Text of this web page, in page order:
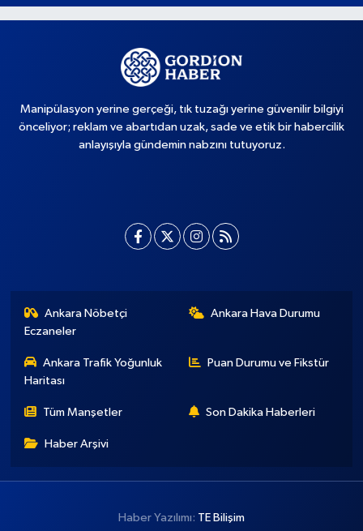
Manipülasyon yerine gerçeği, tık tuzağı yerine güvenilir bilgiyi
önceliyor; reklam ve abartıdan uzak, sade ve etik bir habercilik
anlayışıyla gündemin nabzını tutuyoruz.
Ankara Nöbetçi
Eczaneler
Ankara Hava Durumu
Ankara Trafik Yoğunluk
Haritası
Puan Durumu ve Fikstür
Tüm Manşetler Son Dakika Haberleri
Haber Arşivi
Haber Yazılımı: TE Bilişim